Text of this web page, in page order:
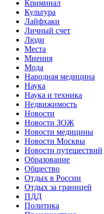
Криминал
Культура
Лайфхаки
Личный счет
Люди
Места
Мнения
Мода
Народная медицина
Наука
Наука и техника
Недвижимость
Новости
Новости ЗОЖ
Новости медицины
Новости Москвы
Новости путешествий
Образование
Общество
Отдых в России
Отдых за границей
ПДД
Политика